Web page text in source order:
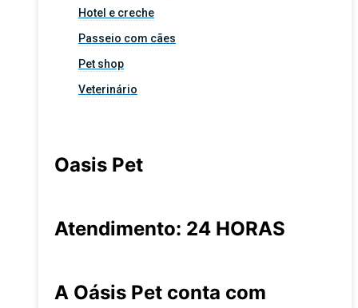
Hotel e creche
Passeio com cães
Pet shop
Veterinário
Oasis Pet
Atendimento: 24 HORAS
A Oásis Pet conta com